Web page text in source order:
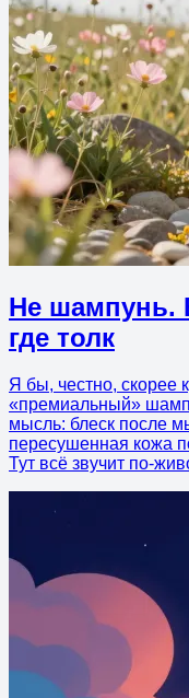
Не шампунь.
где толк
Я бы, честно, скорее
«премиальный»
мысль: блеск после
пересушенная кожа
Тут всё звучит по-